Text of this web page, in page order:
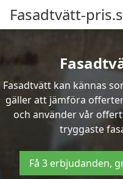
Fasadtvätt-
Fasadtvätt kan kännas
gäller att jämföra
och använder vår
tryggaste
Få 3 erbjudanden,